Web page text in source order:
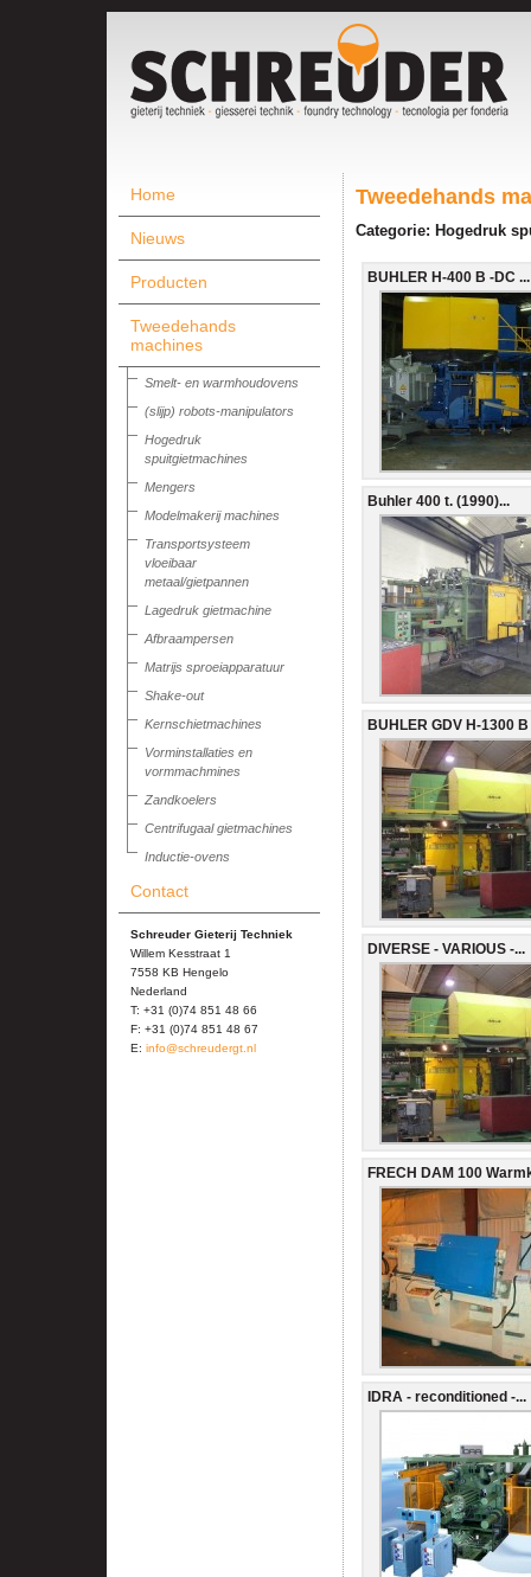
Home
Nieuws
Producten
Tweedehands
machines
Smelt- en warmhoudovens
(slijp) robots-manipulators
Hogedruk
spuitgietmachines
Mengers
Modelmakerij machines
Transportsysteem
vloeibaar
metaal/gietpannen
Lagedruk gietmachine
Afbraampersen
Matrijs sproeiapparatuur
Shake-out
Kernschietmachines
Vorminstallaties en
vormmachmines
Zandkoelers
Centrifugaal gietmachines
Inductie-ovens
Contact
Schreuder Gieterij Techniek
Willem Kesstraat 1
7558 KB Hengelo
Nederland
T: +31 (0)74 851 48 66
F: +31 (0)74 851 48 67
E: info@schreudergt.nl
Tweedehands
Categorie: Hogedruk
BUHLER H-400 B -DC ...
Buhler 400 t. (1990)...
BUHLER GDV H-1300 B
DIVERSE - VARIOUS -...
FRECH DAM 100
IDRA - reconditioned -...